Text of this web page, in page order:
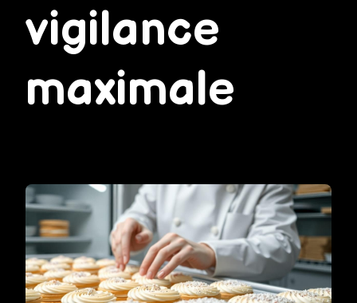
vigilance
maximale